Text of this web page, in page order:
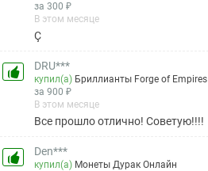
за 300 ₽
В этом месяце
Ç
DRU***
купил(а) Бриллианты Forge of Empires
за 900 ₽
В этом месяце
Все прошло отлично! Советую!!!!
Den***
купил(а) Монеты Дурак Онлайн